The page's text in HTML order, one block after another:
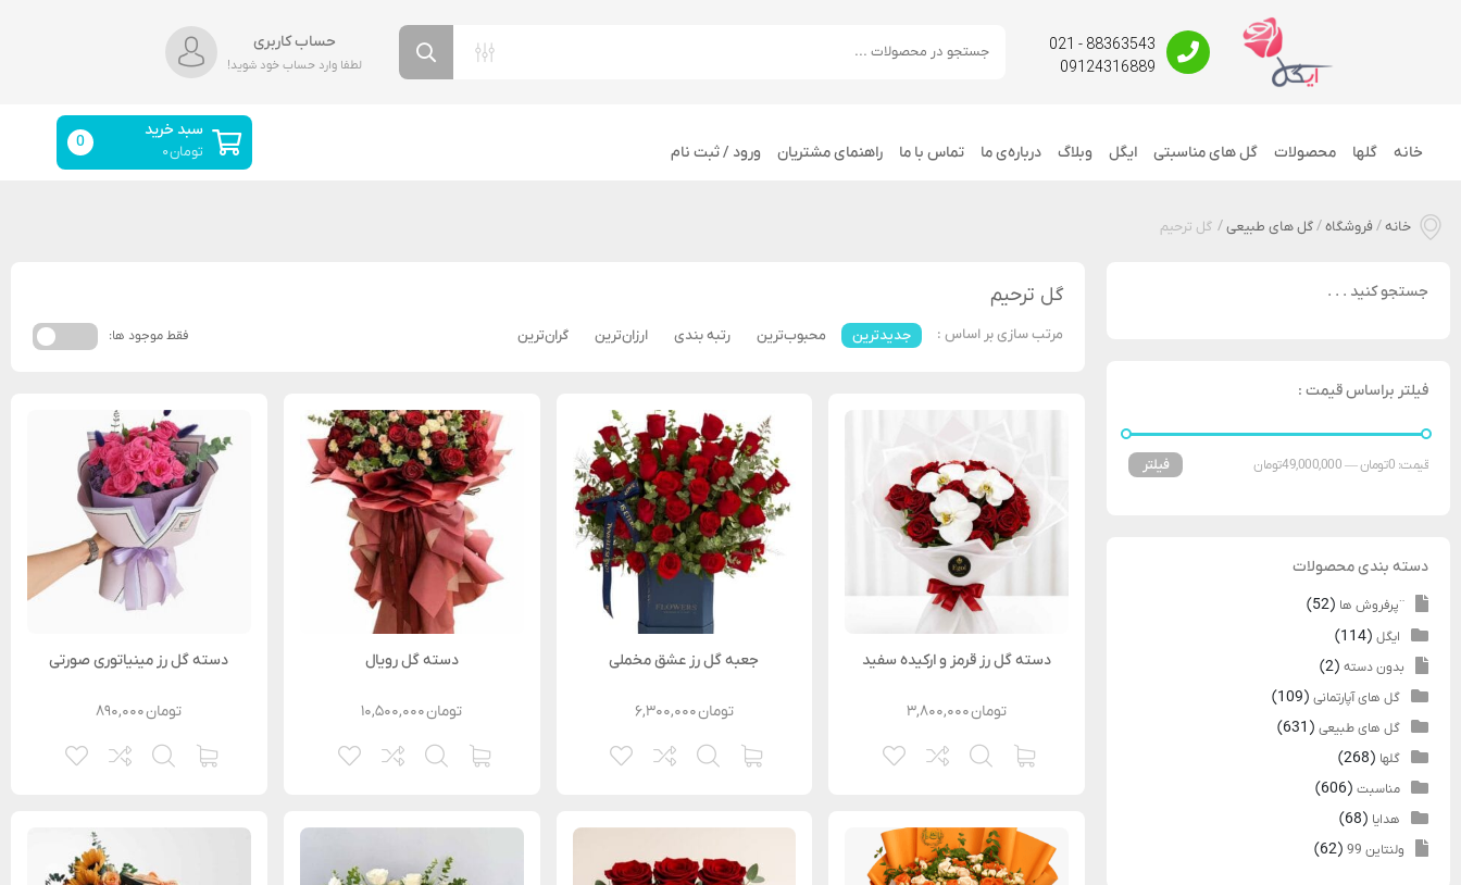
88363543 - 021
09124316889
حساب کاربری
لطفا وارد حساب خود شوید!
خانه گلها محصولات گل های مناسبتی ایگل وبلاگ درباره‌ی ما تماس با ما راهنمای مشتریان ورود / ثبت نام
سبد خرید
۰تومان 0
خانه/فروشگاه/گل های طبیعی/ گل ترحیم
گل ترحیم
مرتب سازی بر اساس : جدیدترین محبوب‌ترین رتبه بندی ارزان‌ترین گران‌ترین فقط موجود ها:
دسته گل رز قرمز و ارکیده سفید
۳,۸۰۰,۰۰۰تومان
جعبه گل رز عشق مخملی
۶,۳۰۰,۰۰۰تومان
دسته گل رویال
۱۰,۵۰۰,۰۰۰تومان
دسته گل رز مینیاتوری صورتی
۸۹۰,۰۰۰تومان
جستجو کنید . . .
فیلتر براساس قیمت :
فیلتر قیمت: 0 تومان —49,000,000 تومان
دسته‌ بندی محصولات
¨پرفروش ها (52)
ایگل (114)
بدون دسته (2)
گل های آپارتمانی (109)
گل های طبیعی (631)
گلها (268)
مناسبت (606)
هدایا (68)
ولنتاین 99 (62)